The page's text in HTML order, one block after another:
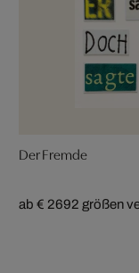
Der Fremde
ab € 2692 größen